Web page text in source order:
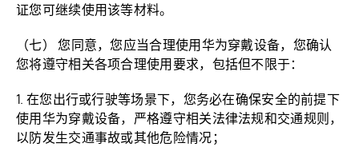
证您可继续使用该等材料。
（七） 您同意，您应当合理使用华为穿戴设备，您确认
您将遵守相关各项合理使用要求，包括但不限于：
1. 在您出行或行驶等场景下，您务必在确保安全的前提下
使用华为穿戴设备，严格遵守相关法律法规和交通规则，
以防发生交通事故或其他危险情况；